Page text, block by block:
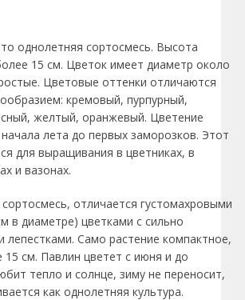
однолетняя сортосмесь. Высота
15 см. Цветок имеет диаметр около
Цветовые оттенки отличаются
кремовый, пурпурный,
желтый, оранжевый. Цветение
лета до первых заморозков. Этот
для выращивания в цветниках, в
и вазонах.
отличается густомахровыми
в диаметре) цветками с сильно
лепестками. Само растение компактное,
см. Павлин цветет с июня и до
тепло и солнце, зиму не переносит,
как однолетняя культура.